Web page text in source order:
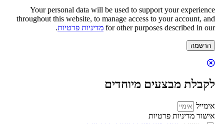
Your personal data will be used to support your experience
throughout this website, to manage access to your account, and
for other purposes described in our מדיניות פרטיות.
הרשמה
לקבלת מבצעים מיוחדים
אימייל
אישור מדיניות פרטיות